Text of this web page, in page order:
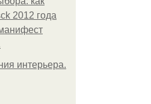
2012 года
интерьера.